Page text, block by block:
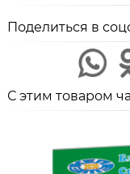
Поделиться в
С этим товаром